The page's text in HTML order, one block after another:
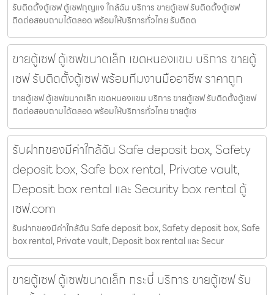
รับติดตั้งตู้เซฟ ตู้เซฟกุญแจ ใกล้ฉัน บริการ ขายตู้เซฟ รับติดตั้งตู้เซฟ
ติดต่อสอบถามได้ตลอด พร้อมให้บริการทั่วไทย รับติดต
ขายตู้เซฟ ตู้เซฟขนาดเล็ก เขตหนองแขม บริการ ขายตู้
เซฟ รับติดตั้งตู้เซฟ พร้อมทีมงานมืออาชีพ ราคาถูก
ขายตู้เซฟ ตู้เซฟขนาดเล็ก เขตหนองแขม บริการ ขายตู้เซฟ รับติดตั้งตู้เซฟ
ติดต่อสอบถามได้ตลอด พร้อมให้บริการทั่วไทย ขายตู้เซ
รับฝากของมีค่าใกล้ฉัน Safe deposit box, Safety
deposit box, Safe box rental, Private vault,
Deposit box rental และ Security box rental ตู้
เซฟ.com
รับฝากของมีค่าใกล้ฉัน Safe deposit box, Safety deposit box, Safe
box rental, Private vault, Deposit box rental และ Secur
ขายตู้เซฟ ตู้เซฟขนาดเล็ก กระบี่ บริการ ขายตู้เซฟ รับ